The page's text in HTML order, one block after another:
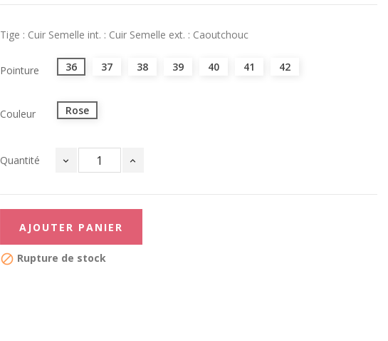
Tige : Cuir Semelle int. : Cuir Semelle ext. : Caoutchouc
Pointure 36 37 38 39 40 41 42
Couleur Rose
Quantité
AJOUTER PANIER
 Rupture de stock